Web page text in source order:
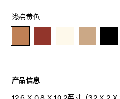
浅棕黄色
产品信息